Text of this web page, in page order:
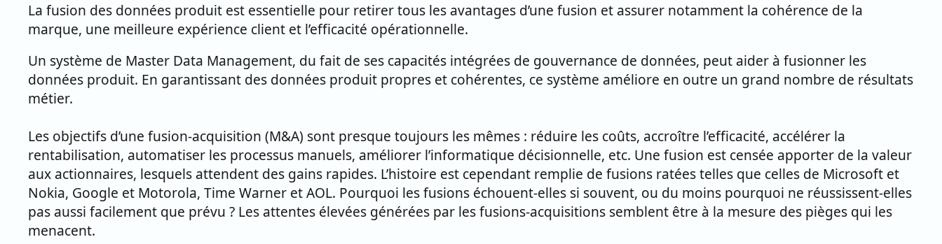
La fusion des données produit est essentielle pour retirer tous les avantages d’une fusion et assurer notamment la cohérence de la
marque, une meilleure expérience client et l’efficacité opérationnelle.
Un système de Master Data Management, du fait de ses capacités intégrées de gouvernance de données, peut aider à fusionner les
données produit. En garantissant des données produit propres et cohérentes, ce système améliore en outre un grand nombre de résultats
métier.
Les objectifs d’une fusion-acquisition (M&A) sont presque toujours les mêmes : réduire les coûts, accroître l’efficacité, accélérer la
rentabilisation, automatiser les processus manuels, améliorer l’informatique décisionnelle, etc. Une fusion est censée apporter de la valeur
aux actionnaires, lesquels attendent des gains rapides. L’histoire est cependant remplie de fusions ratées telles que celles de Microsoft et
Nokia, Google et Motorola, Time Warner et AOL. Pourquoi les fusions échouent-elles si souvent, ou du moins pourquoi ne réussissent-elles
pas aussi facilement que prévu ? Les attentes élevées générées par les fusions-acquisitions semblent être à la mesure des pièges qui les
menacent.